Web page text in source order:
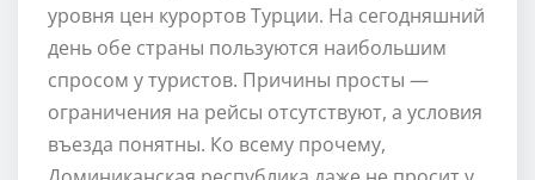
уровня цен курортов Турции. На сегодняшний
день обе страны пользуются наибольшим
спросом у туристов. Причины просты —
ограничения на рейсы отсутствуют, а условия
въезда понятны. Ко всему прочему,